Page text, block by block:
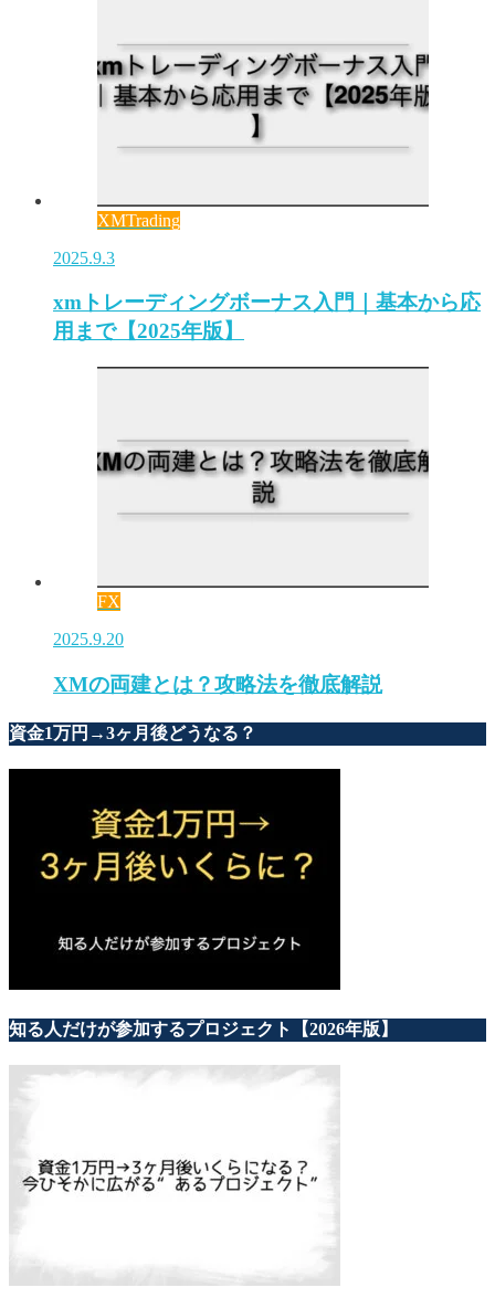
XMTrading
2025.9.3
xmトレーディングボーナス入門｜基本から応
用まで【2025年版】
FX
2025.9.20
XMの両建とは？攻略法を徹底解説
資金1万円→3ヶ月後どうなる？
知る人だけが参加するプロジェクト【2026年版】